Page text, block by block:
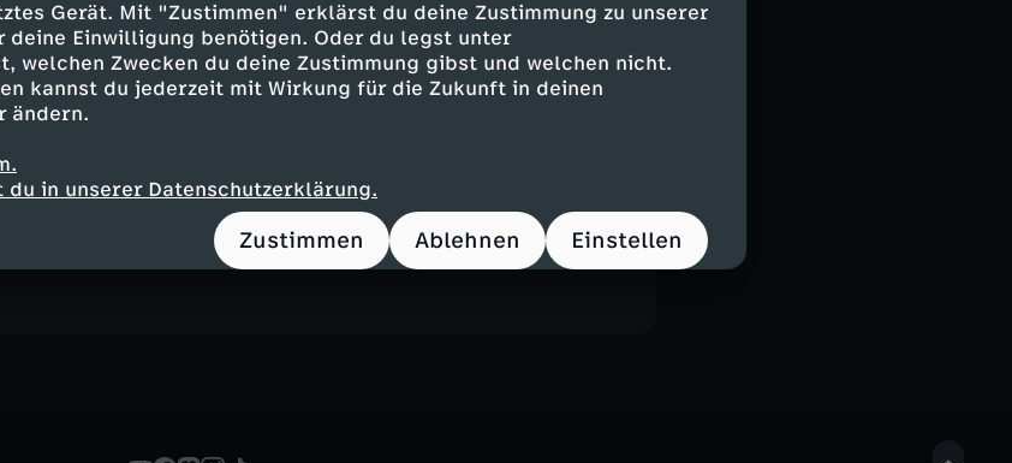
Gerät. Mit "Zustimmen" erklärst du deine Zustimmung zu unserer
Einwilligung benötigen. Oder du legst unter
welchen Zwecken du deine Zustimmung gibst und welchen nicht.
kannst du jederzeit mit Wirkung für die Zukunft in deinen
ändern.
in unserer Datenschutzerklärung.
Zustimmen Ablehnen Einstellen
entdecken
länderspiegel - das Magazin